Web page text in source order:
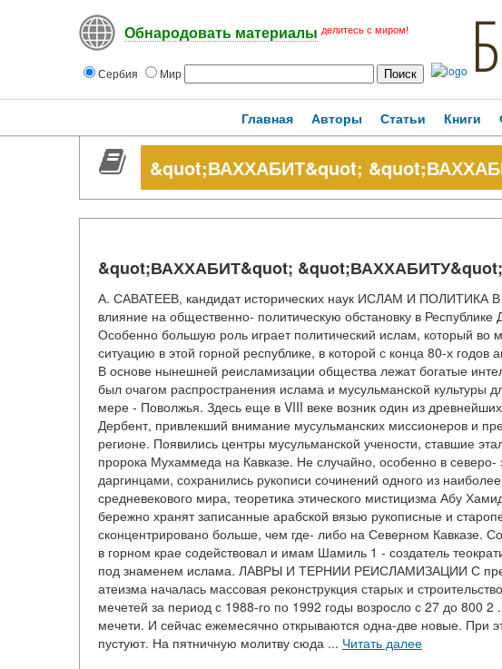
Обнародовать материалы делитесь с миром!
Сербия Мир
Главная Авторы Статьи Книги
&quot;ВАХХАБИТ&quot;
&quot;ВАХХАБИТ&quot;
А. САВАТЕЕВ, кандидат исторических наук ИСЛАМ И ПОЛИТИКА
влияние на общественно- политическую обстановку в Республике
Особенно большую роль играет политический ислам, который во
ситуацию в этой горной республике, в которой с конца 80-х
В основе нынешней реисламизации общества лежат богатые
был очагом распространения ислама и мусульманской культуры
мере - Поволжья. Здесь еще в VIII веке возник один из
Дербент, привлекший внимание мусульманских миссионеров и
регионе. Появились центры мусульманской учености, ставшие
пророка Мухаммеда на Кавказе. Не случайно, особенно в
даргинцами, сохранились рукописи сочинений одного из
средневекового мира, теоретика этического мистицизма Абу
бережно хранят записанные арабской вязью рукописные и
сконцентрировано больше, чем где- либо на Северном Кавказе.
в горном крае содействовал и имам Шамиль 1 - создатель
под знаменем ислама. ЛАВРЫ И ТЕРНИИ РЕИСЛАМИЗАЦИИ С
атеизма началась массовая реконструкция старых и
мечетей за период с 1988-го по 1992 годы возросло с 27 до 800
мечети. И сейчас ежемесячно открываются одна-две новые. При
пустуют. На пятничную молитву сюда ... Читать далее